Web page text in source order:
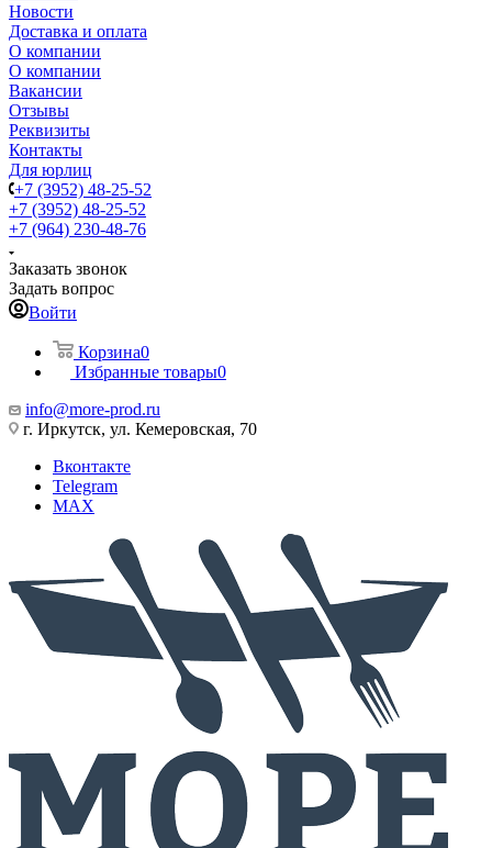
Новости
Доставка и оплата
О компании
О компании
Вакансии
Отзывы
Реквизиты
Контакты
Для юрлиц
+7 (3952) 48-25-52
+7 (3952) 48-25-52
+7 (964) 230-48-76
Заказать звонок
Задать вопрос
Войти
Корзина0
Избранные товары0
info@more-prod.ru
г. Иркутск, ул. Кемеровская, 70
Вконтакте
Telegram
MAX